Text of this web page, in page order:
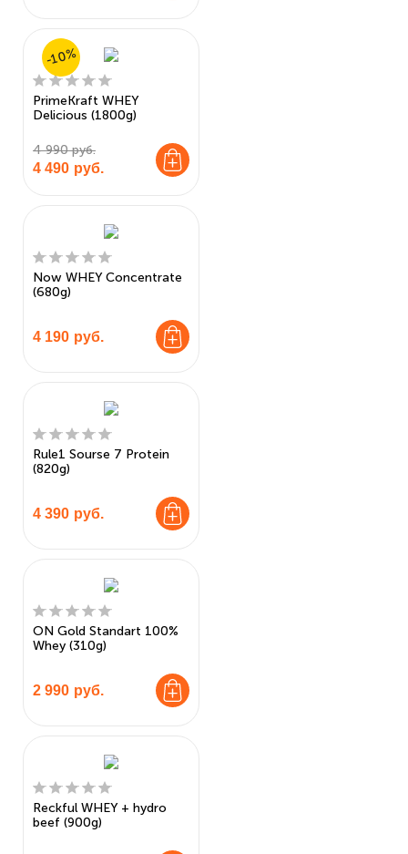
PrimeKraft WHEY
Delicious (1800g)
4 990 руб.
4 490 руб.
-10%
Now WHEY Concentrate
(680g)
4 190 руб.
Rule1 Sourse 7 Protein
(820g)
4 390 руб.
ON Gold Standart 100%
Whey (310g)
2 990 руб.
Reckful WHEY + hydro
beef (900g)